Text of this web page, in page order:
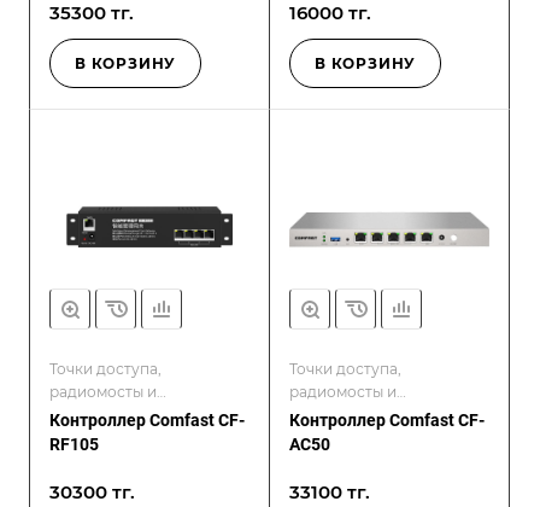
35300 тг.
В КОРЗИНУ
16000 тг.
В КОРЗИНУ
Точки доступа,
радиомосты и
контроллеры
Контроллер Comfast CF-
RF105
30300 тг.
Точки доступа,
радиомосты и
контроллеры
Контроллер Comfast CF-
AC50
33100 тг.